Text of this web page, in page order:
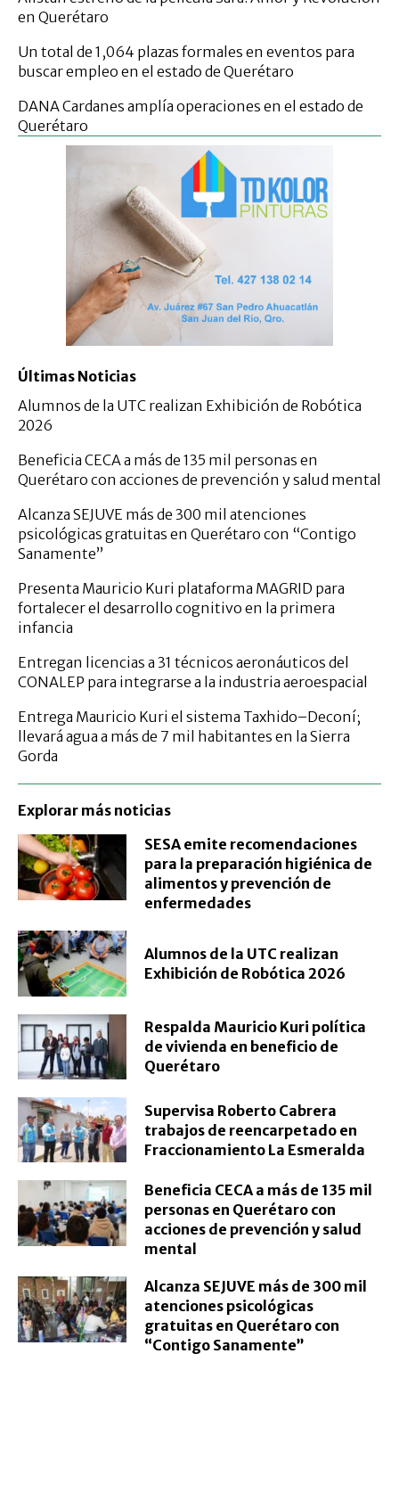
en Querétaro
Un total de 1,064 plazas formales en eventos para
buscar empleo en el estado de Querétaro
DANA Cardanes amplía operaciones en el estado de
Querétaro
Últimas Noticias
Alumnos de la UTC realizan Exhibición de Robótica
2026
Beneficia CECA a más de 135 mil personas en
Querétaro con acciones de prevención y salud mental
Alcanza SEJUVE más de 300 mil atenciones
psicológicas gratuitas en Querétaro con “Contigo
Sanamente”
Presenta Mauricio Kuri plataforma MAGRID para
fortalecer el desarrollo cognitivo en la primera
infancia
Entregan licencias a 31 técnicos aeronáuticos del
CONALEP para integrarse a la industria aeroespacial
Entrega Mauricio Kuri el sistema Taxhido–Deconí;
llevará agua a más de 7 mil habitantes en la Sierra
Gorda
Explorar más noticias
SESA emite recomendaciones
para la preparación higiénica de
alimentos y prevención de
enfermedades
Alumnos de la UTC realizan
Exhibición de Robótica 2026
Respalda Mauricio Kuri política
de vivienda en beneficio de
Querétaro
Supervisa Roberto Cabrera
trabajos de reencarpetado en
Fraccionamiento La Esmeralda
Beneficia CECA a más de 135 mil
personas en Querétaro con
acciones de prevención y salud
mental
Alcanza SEJUVE más de 300 mil
atenciones psicológicas
gratuitas en Querétaro con
“Contigo Sanamente”